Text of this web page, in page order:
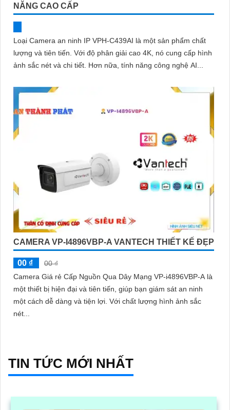
NĂNG CAO CẤP
Loại Camera an ninh IP VPH-C439AI là một sản phẩm chất
lượng và tiên tiến. Với độ phân giải cao 4K, nó cung cấp hình
ảnh sắc nét và chi tiết. Hơn nữa, tính năng công nghệ AI...
CAMERA VP-I4896VBP-A VANTECH THIẾT KẾ ĐẸP
00 ₫
00 ₫
Camera Giá rẻ Cấp Nguồn Qua Dây Mạng VP-i4896VBP-A là
một thiết bị hiện đại và tiên tiến, giúp bạn giám sát an ninh
một cách dễ dàng và tiện lợi. Với chất lượng hình ảnh sắc
nét...
TIN TỨC MỚI NHẤT